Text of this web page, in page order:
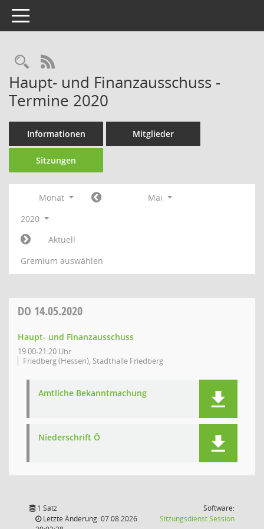
Toggle navigation
Rechercheauswahl
RSS-Feed
Haupt- und Finanzausschuss -
Termine 2020
Informationen Mitglieder
Sitzungen
Monat
Mai
2020
Aktuell
Gremium auswählen
DO 14.05.2020
Haupt- und Finanzausschuss
19:00-21:20 Uhr
Friedberg (Hessen), Stadthalle Friedberg
Amtliche Bekanntmachung
Niederschrift Ö
1 Satz
Letzte Änderung: 07.08.2026
Software:
SitzungsdienstSession(Wird in